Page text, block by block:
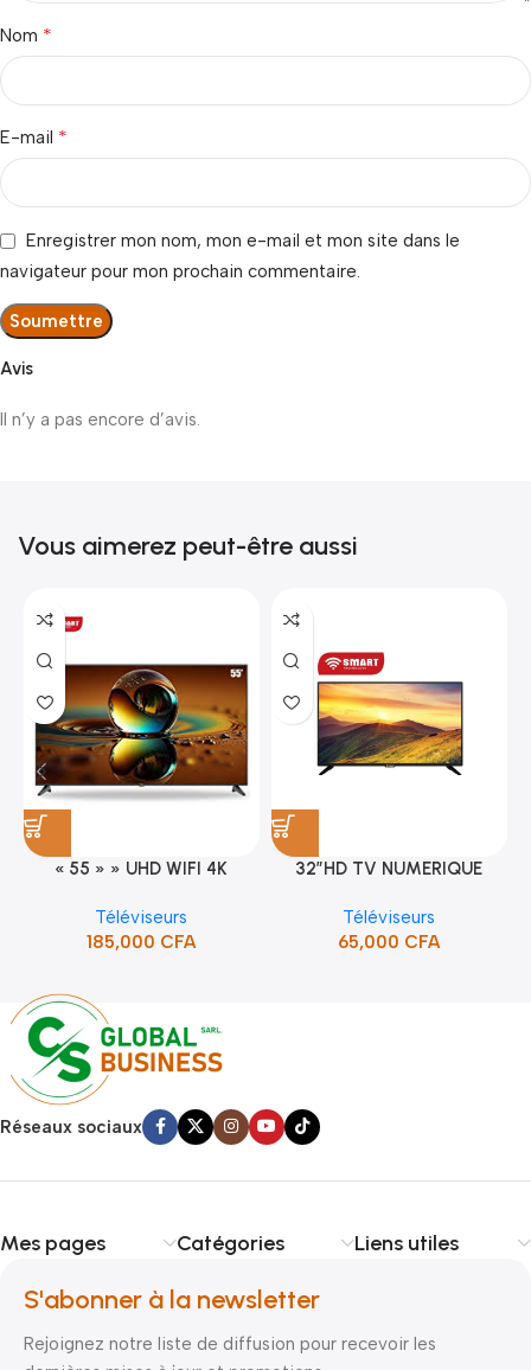
Avis
Il n’y a pas encore d’avis.
Nom *
E-mail *
Enregistrer mon nom, mon e-mail et mon site dans le
navigateur pour mon prochain commentaire.
Vous aimerez peut-être aussi
« 55 » » UHD WIFI 4K
Téléviseurs
185,000 CFA
32″HD TV NUMERIQUE
BORDURE/SUPPORT(STT-
5132A)
Téléviseurs
65,000 CFA
Réseaux sociaux
Mes pages Catégories Liens utiles
S'abonner à la newsletter
Rejoignez notre liste de diffusion pour recevoir les